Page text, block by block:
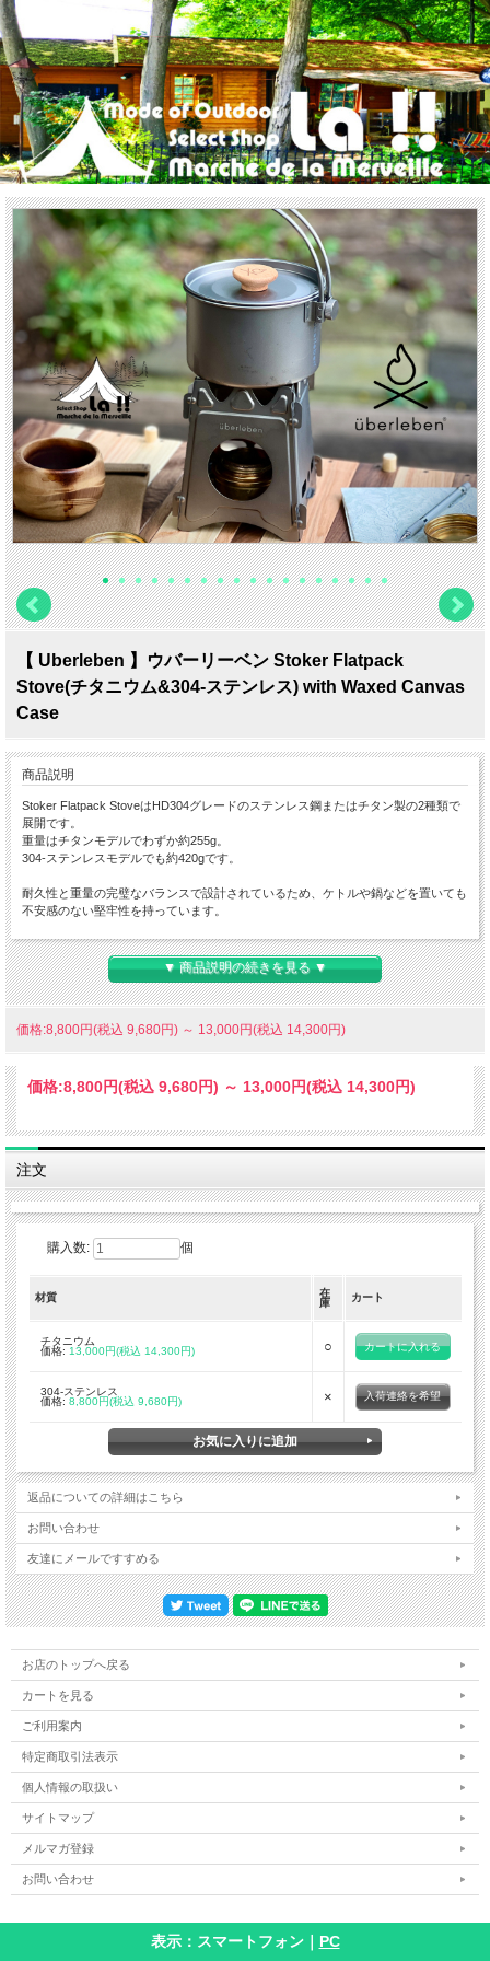
【 Uberleben 】ウバーリーベン Stoker Flatpack
Stove(チタニウム&304-ステンレス) with Waxed Canvas
Case
商品説明
Stoker Flatpack StoveはHD304グレードのステンレス鋼またはチタン製の2種類で
展開です。
重量はチタンモデルでわずか約255g。
304-ステンレスモデルでも約420gです。
耐久性と重量の完璧なバランスで設計されているため、ケトルや鍋などを置いても
不安感のない堅牢性を持っています。
チムニー効果によるウッドストーブとして燃焼性の高さはもちろん、山岳仕様のア
ルコールバーナーの風防としても優秀です。
シンプルな5枚のパネルにより構成されていますので、薄型でフラットな収納が可
能です。
ワクスドキャンバスコットン製の収納袋が付属します。
■ チタンモデル 255g
【 共通仕様 】
■組み立てサイズ:高さ 約17cm 幅 約12cm
■ワクスドキャンバスコットン製の収納袋
▼ 商品説明の続きを見る ▼
価格:8,800円(税込 9,680円) ～ 13,000円(税込 14,300円)
価格:8,800円(税込 9,680円) ～ 13,000円(税込 14,300円)
注文
購入数: 個
材質
在
庫
カート
チタニウム
価格: 13,000円(税込 14,300円) ○
304-ステンレス
価格: 8,800円(税込 9,680円) × 入荷連絡を希望
返品についての詳細はこちら
お問い合わせ
友達にメールですすめる
お店のトップへ戻る
カートを見る
ご利用案内
特定商取引法表示
個人情報の取扱い
サイトマップ
メルマガ登録
お問い合わせ
表示：スマートフォン｜ PC